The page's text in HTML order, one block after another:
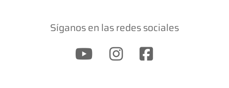
Síganos en las redes sociales